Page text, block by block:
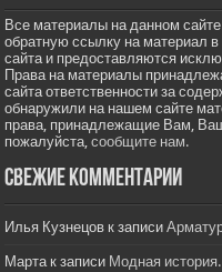
Все материалы на данном
обратную ссылку на материал
сайта и предоставляются
Права на материалы
сайта ответственности за
обнаружили на нашем сайте
права, принадлежащие Вам,
пожалуйста,сообщите нам.
Свежие комментарии
Илья Кузнецов к записи
Мартак записи Модная